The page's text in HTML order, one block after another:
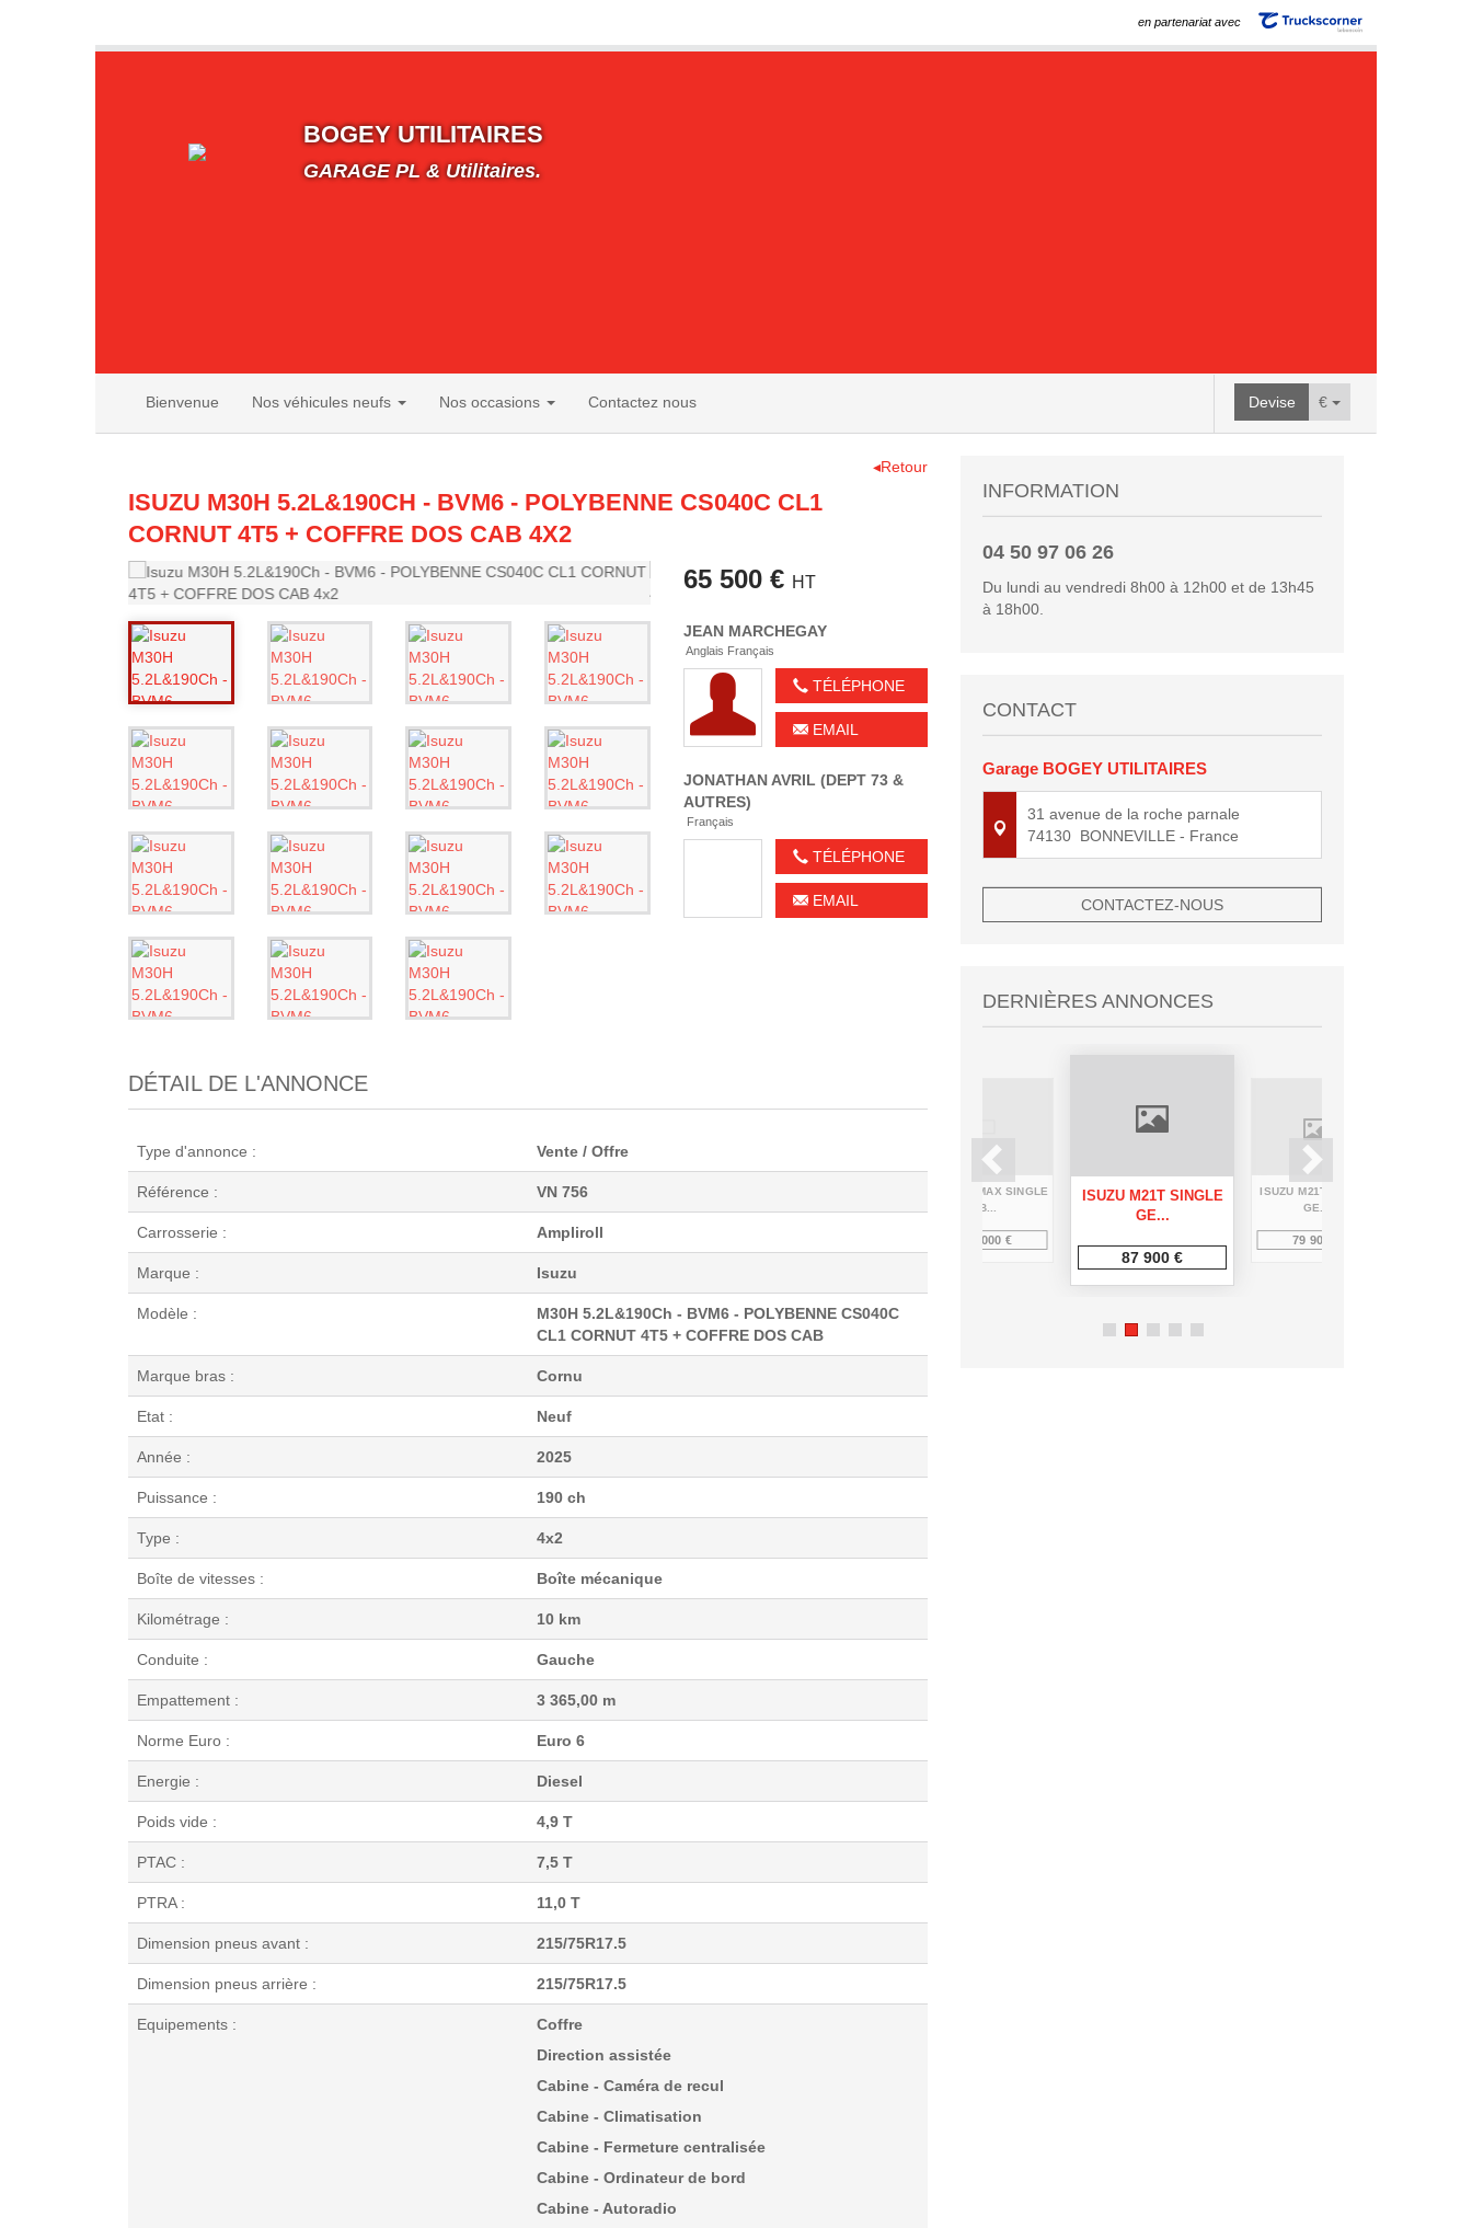
en partenariat avec
BOGEY UTILITAIRES
GARAGE PL & Utilitaires.
Devise €
Bienvenue Nos véhicules neufs Nos occasions Contactez nous
◂Retour
ISUZU M30H 5.2L&190CH - BVM6 - POLYBENNE CS040C CL1
CORNUT 4T5 + COFFRE DOS CAB 4X2
65 500 € HT
JEAN MARCHEGAY
Anglais Français
TÉLÉPHONE
EMAIL
JONATHAN AVRIL (DEPT 73 &
AUTRES)
Français
TÉLÉPHONE
EMAIL
DÉTAIL DE L'ANNONCE
Type d'annonce : Vente / Offre
Référence : VN 756
Carrosserie : Ampliroll
Marque : Isuzu
Modèle :
M30H 5.2L&190Ch - BVM6 - POLYBENNE CS040C
CL1 CORNUT 4T5 + COFFRE DOS CAB
Marque bras : Cornu
Etat : Neuf
Année : 2025
Puissance : 190 ch
Type : 4x2
Boîte de vitesses : Boîte mécanique
Kilométrage : 10 km
Conduite : Gauche
Empattement : 3 365,00 m
Norme Euro : Euro 6
Energie : Diesel
Poids vide : 4,9 T
PTAC : 7,5 T
PTRA : 11,0 T
Dimension pneus avant : 215/75R17.5
Dimension pneus arrière : 215/75R17.5
Equipements :
Coffre
Direction assistée
Cabine - Caméra de recul
Cabine - Climatisation
Cabine - Fermeture centralisée
Cabine - Ordinateur de bord
Cabine - Autoradio
INFORMATION
04 50 97 06 26
Du lundi au vendredi 8h00 à 12h00 et de 13h45
à 18h00.
CONTACT
Garage BOGEY UTILITAIRES
31 avenue de la roche parnale
74130 BONNEVILLE - France
CONTACTEZ-NOUS
DERNIÈRES ANNONCES
ISUZU D-MAX SINGLE
B...
82 000 €
ISUZU M21T SINGLE
GE...
87 900 €
ISUZU M21T SINGLE
GE...
79 900 €